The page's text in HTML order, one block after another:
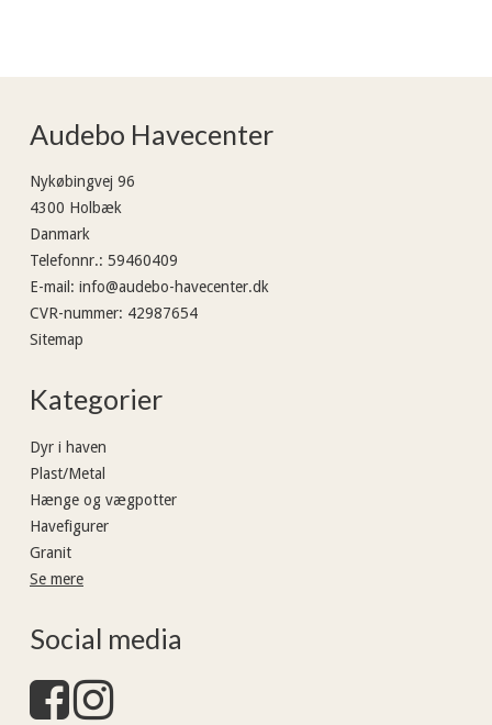
Audebo Havecenter
Nykøbingvej 96
4300 Holbæk
Danmark
Telefonnr.: 59460409
E-mail : info@audebo-havecenter.dk
CVR-nummer: 42987654
Sitemap
Kategorier
Dyr i haven
Plast/Metal
Hænge og vægpotter
Havefigurer
Granit
Se mere
Social media